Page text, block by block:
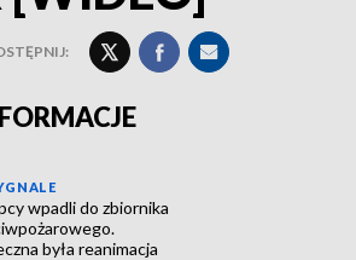
wpadli do zbiornika
była reanimacja